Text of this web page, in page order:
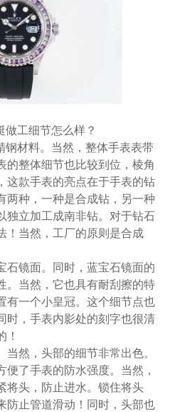
工细节怎么样？
材料。当然，整体手表表带
的整体细节也比较到位，棱角
这款手表的亮点在于手表的钻
两种，一种是合成钻，另一种
独立加工成南非钻。对于钻石
！当然，工厂的原则是合成
石镜面。同时，蓝宝石镜面的
。当然，它也具有耐刮擦的特
有一个小皇冠。这个细节点也
时，手表内影处的刻字也很清
！
然，头部的细节非常出色。
了手表的防水强度。当然，
将头，防止进水。锁住将头
防止管道滑动！同时，头部也